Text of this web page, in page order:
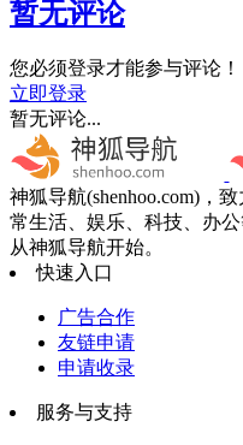
暂无评论
您必须登录才能参与评论！
立即登录
暂无评论...
神狐导航(shenhoo.com)，
常生活、娱乐、科技、办
从神狐导航开始。
快速入口
广告合作
友链申请
申请收录
服务与支持